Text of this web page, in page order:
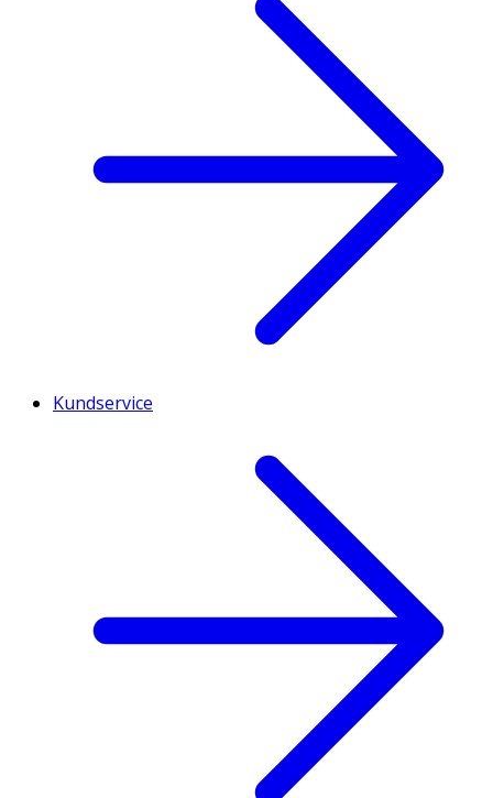
Kundservice